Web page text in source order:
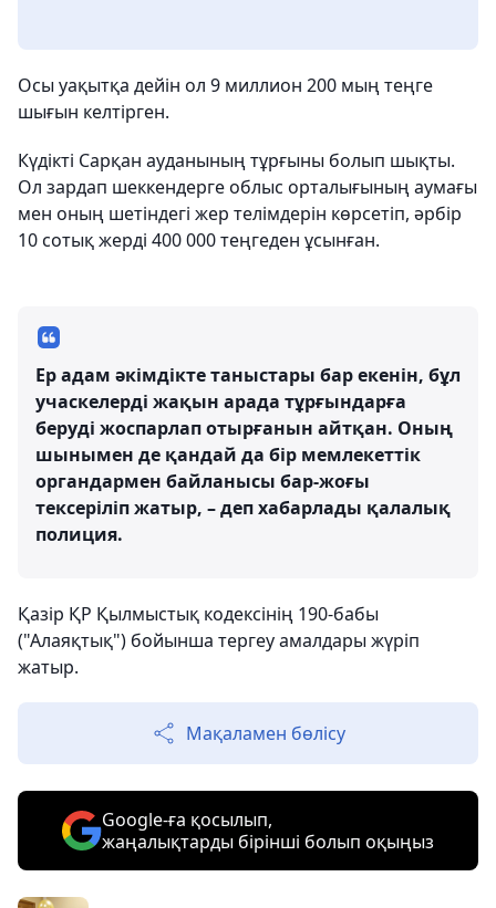
Осы уақытқа дейін ол 9 миллион 200 мың теңге
шығын келтірген.
Күдікті Сарқан ауданының тұрғыны болып шықты.
Ол зардап шеккендерге облыс орталығының аумағы
мен оның шетіндегі жер телімдерін көрсетіп, әрбір
10 сотық жерді 400 000 теңгеден ұсынған.
Ер адам әкімдікте таныстары бар екенін, бұл
учаскелерді жақын арада тұрғындарға
беруді жоспарлап отырғанын айтқан. Оның
шынымен де қандай да бір мемлекеттік
органдармен байланысы бар-жоғы
тексеріліп жатыр, – деп хабарлады қалалық
полиция.
Қазір ҚР Қылмыстық кодексінің 190-бабы
("Алаяқтық") бойынша тергеу амалдары жүріп
жатыр.
Мақаламен бөлісу
Google-ға қосылып,
жаңалықтарды бірінші болып оқыңыз